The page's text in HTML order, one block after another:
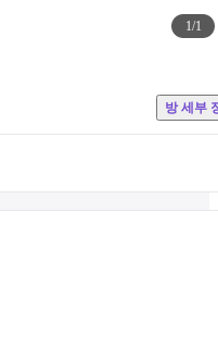
1/1
방 세부